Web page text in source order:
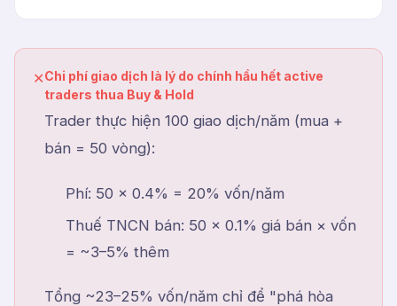
✕Chi phí giao dịch là lý do chính hầu hết active
traders thua Buy & Hold
Trader thực hiện 100 giao dịch/năm (mua +
bán = 50 vòng):
Phí: 50 × 0.4% = 20% vốn/năm
Thuế TNCN bán: 50 × 0.1% giá bán × vốn
= ~3–5% thêm
Tổng ~23–25% vốn/năm chỉ để "phá hòa